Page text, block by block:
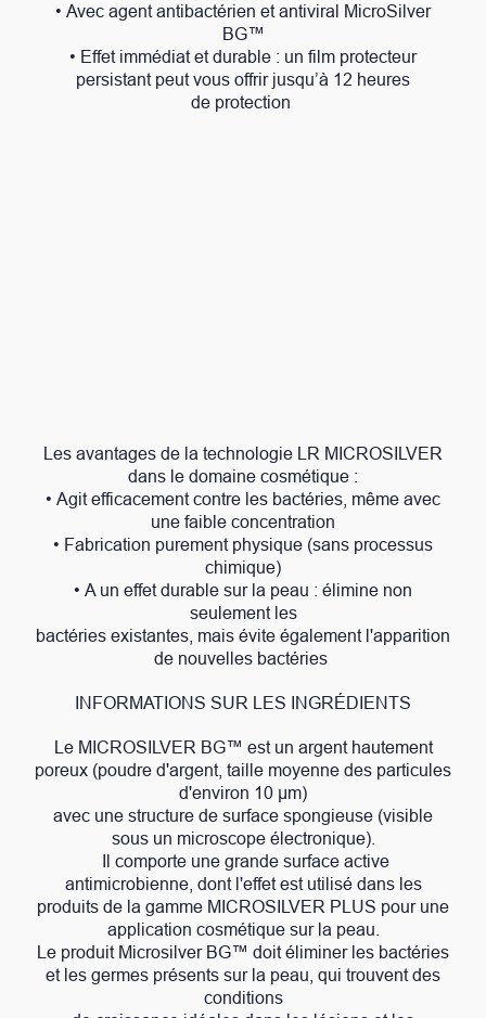
• Avec agent antibactérien et antiviral MicroSilver
BG™
• Effet immédiat et durable : un film protecteur
persistant peut vous offrir jusqu’à 12 heures
de protection
Les avantages de la technologie LR MICROSILVER
dans le domaine cosmétique :
• Agit efficacement contre les bactéries, même avec
une faible concentration
• Fabrication purement physique (sans processus
chimique)
• A un effet durable sur la peau : élimine non
seulement les
bactéries existantes, mais évite également l'apparition
de nouvelles bactéries
INFORMATIONS SUR LES INGRÉDIENTS
Le MICROSILVER BG™ est un argent hautement
poreux (poudre d'argent, taille moyenne des particules
d'environ 10 μm)
avec une structure de surface spongieuse (visible
sous un microscope électronique).
Il comporte une grande surface active
antimicrobienne, dont l'effet est utilisé dans les
produits de la gamme MICROSILVER PLUS pour une
application cosmétique sur la peau.
Le produit Microsilver BG™ doit éliminer les bactéries
et les germes présents sur la peau, qui trouvent des
conditions